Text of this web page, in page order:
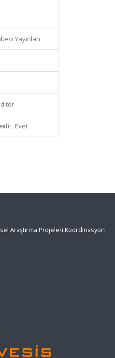
Yayınları
Evet
Araştırma Projeleri Koordinasyon